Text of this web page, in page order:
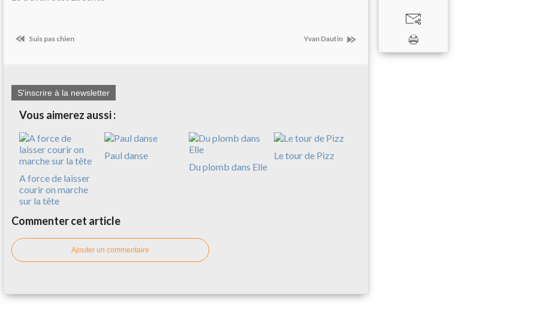
Suis pas chien Yvan Dautin
S'inscrire à la newsletter
Vous aimerez aussi :
A force de laisser
courir on marche
sur la tête
Paul danse
Du plomb dans Elle
Le tour de Pizz
Commenter cet article
Ajouter un commentaire